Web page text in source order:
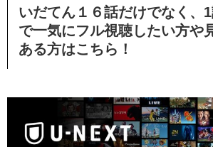
いだてん１６話だけでなく、
で一気にフル視聴したい方や
ある方はこちら！